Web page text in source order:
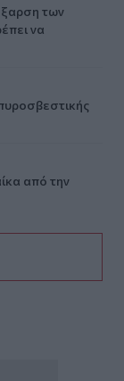
των
να
από την